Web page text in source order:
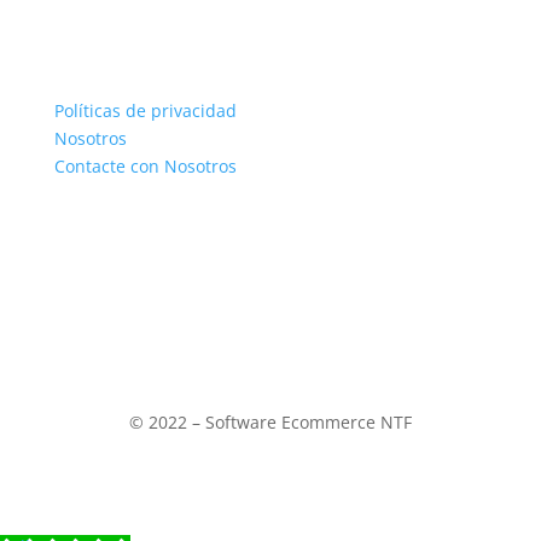
Políticas de privacidad
Nosotros
Contacte con Nosotros
© 2022 – Software Ecommerce NTF